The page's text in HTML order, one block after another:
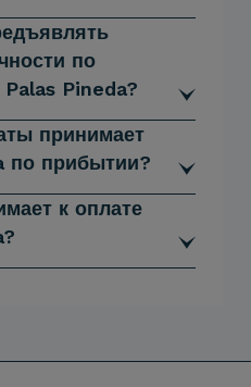
по
Pineda?
принимает
по прибытии?
к оплате